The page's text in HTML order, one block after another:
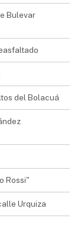
Bulevar
del Bolacuá
Rossi"
Urquiza